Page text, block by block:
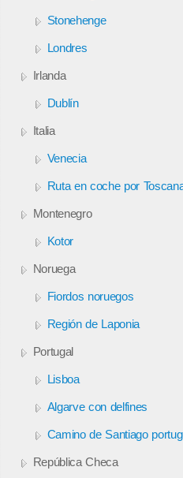
Stonehenge
Londres
Irlanda
Dublín
Italia
Venecia
Ruta en coche por
Montenegro
Kotor
Noruega
Fiordos noruegos
Región de Laponia
Portugal
Lisboa
Algarve con delfines
Camino de Santiago
República Checa